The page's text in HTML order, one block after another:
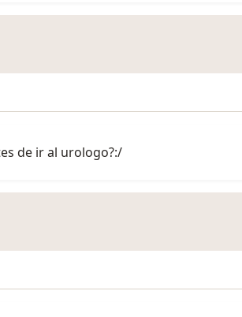
de ir al urologo?:/